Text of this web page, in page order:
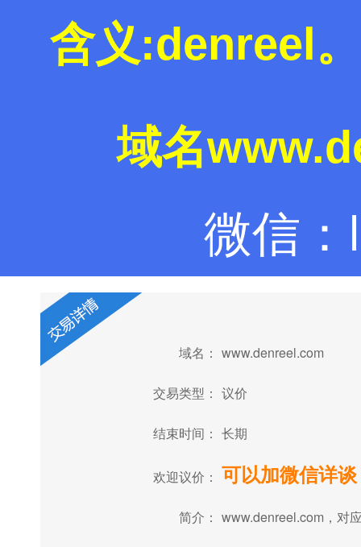
含义:denreel
域名
微信
域名： www.denreel.com
交易类型： 议价
结束时间： 长期
欢迎议价： 可以加微信详谈
简介： www.denreel.com，对